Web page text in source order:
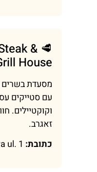
&
House
מסעדת בשרים
עם סטייקים
וקוקטיילים.
זאגרב.
כתובת: